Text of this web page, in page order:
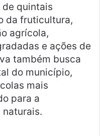
quintais
da fruticultura,
agrícola,
e ações de
também busca
do município,
mais
para a
naturais.